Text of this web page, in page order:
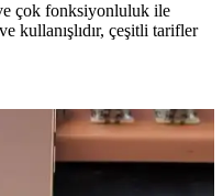
çok fonksiyonluluk ile
kullanışlıdır, çeşitli tarifler